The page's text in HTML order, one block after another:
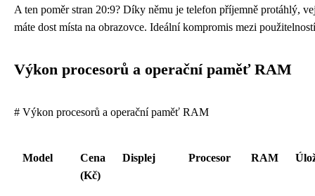
A ten poměr stran 20:9? Díky němu je telefon příjemně protáhlý,
máte dost místa na obrazovce. Ideální kompromis mezi
Výkon procesorů a operační paměť RAM
# Výkon procesorů a operační paměť RAM
Model
Cena
(Kč)
Displej Procesor RAM